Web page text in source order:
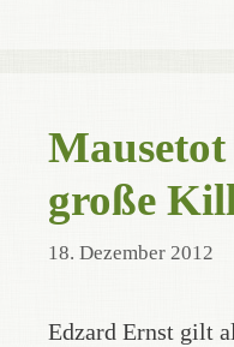
große
18. Dezember 2012
Edzard Ernst gilt